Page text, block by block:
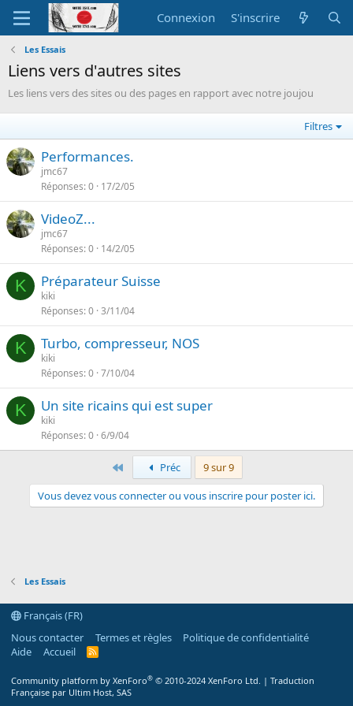
Connexion S'inscrire
Les Essais
Liens vers d'autres sites
Les liens vers des sites ou des pages en rapport avec notre joujou
Filtres
Performances.
jmc67
Réponses 0 17/2/05
VideoZ...
jmc67
Réponses 0 14/2/05
K Préparateur Suisse
kiki
Réponses 0 3/11/04
K Turbo, compresseur, NOS
kiki
Réponses 0 7/10/04
K Un site ricains qui est super
kiki
Réponses 0 6/9/04
PremierPréc
9 sur 9
Vous devez vous connecter ou vous inscrire pour poster ici.
Les Essais
Français (FR)
Nous contacter
Termes et règles
Politique de confidentialité
Aide
Accueil
R
Community platform by XenForo® © 2010-2024 XenForo Ltd. | Traduction
Française par Ultim Host, SAS